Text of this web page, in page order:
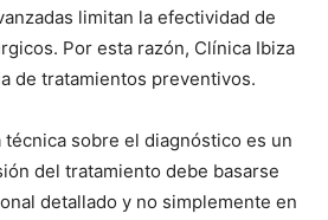
limitan la efectividad de
Por esta razón, Clínica Ibiza
de tratamientos preventivos.
sobre el diagnóstico es un
del tratamiento debe basarse
detallado y no simplemente en